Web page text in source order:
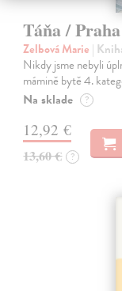
Táňa /
Zelbová Marie |
Nikdy jsme nebyli
mámině bytě 4.
Na sklade ?
12,92 €
13,60 € ?